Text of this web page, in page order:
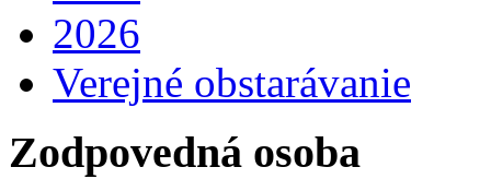
2026
Verejné obstarávanie
Zodpovedná osoba